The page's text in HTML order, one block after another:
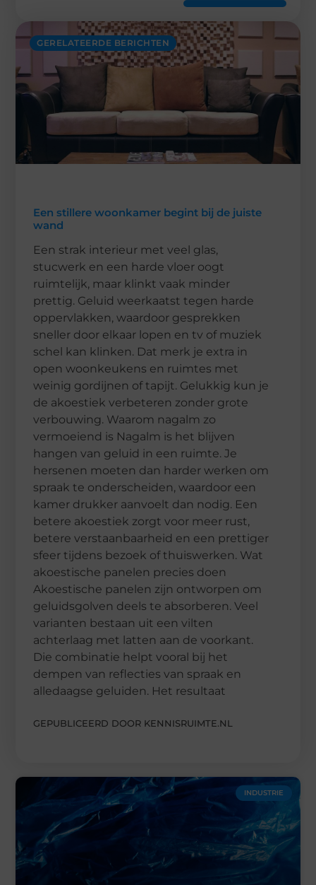
GERELATEERDE BERICHTEN
Een stillere woonkamer begint bij de juiste
wand
Een strak interieur met veel glas,
stucwerk en een harde vloer oogt
ruimtelijk, maar klinkt vaak minder
prettig. Geluid weerkaatst tegen harde
oppervlakken, waardoor gesprekken
sneller door elkaar lopen en tv of muziek
schel kan klinken. Dat merk je extra in
open woonkeukens en ruimtes met
weinig gordijnen of tapijt. Gelukkig kun je
de akoestiek verbeteren zonder grote
verbouwing. Waarom nagalm zo
vermoeiend is Nagalm is het blijven
hangen van geluid in een ruimte. Je
hersenen moeten dan harder werken om
spraak te onderscheiden, waardoor een
kamer drukker aanvoelt dan nodig. Een
betere akoestiek zorgt voor meer rust,
betere verstaanbaarheid en een prettiger
sfeer tijdens bezoek of thuiswerken. Wat
akoestische panelen precies doen
Akoestische panelen zijn ontworpen om
geluidsgolven deels te absorberen. Veel
varianten bestaan uit een vilten
achterlaag met latten aan de voorkant.
Die combinatie helpt vooral bij het
dempen van reflecties van spraak en
alledaagse geluiden. Het resultaat
GEPUBLICEERD DOOR KENNISRUIMTE.NL
INDUSTRIE